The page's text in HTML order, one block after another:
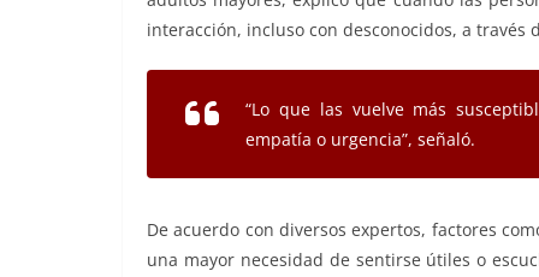
interacción, incluso con desconocidos, a través
“Lo que las vuelve más
empatía o urgencia”, señaló.
De acuerdo con diversos expertos, factores
una mayor necesidad de sentirse útiles o